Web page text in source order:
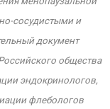
сосудистыми и
документ
общества
эндокринологов,
флебологов